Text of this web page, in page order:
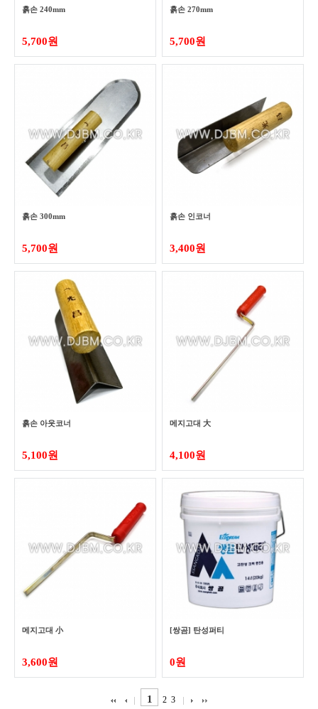
흙손 240mm
5,700원
흙손 270mm
5,700원
흙손 300mm
5,700원
흙손 인코너
3,400원
흙손 아웃코너
5,100원
메지고대 大
4,100원
메지고대 小
3,600원
[쌍곰] 탄성퍼티
0원
1 2 3